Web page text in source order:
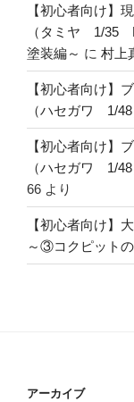
【初心者向け】
（タミヤ 1/35
塗装編～ に 村上
【初心者向け】
（ハセガワ 1/
【初心者向け】
（ハセガワ 1/
66 より
【初心者向け
～③コクピット
アーカイブ